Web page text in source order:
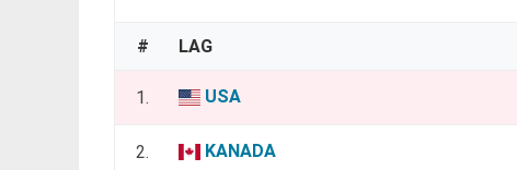
# LAG
1. USA
2. KANADA